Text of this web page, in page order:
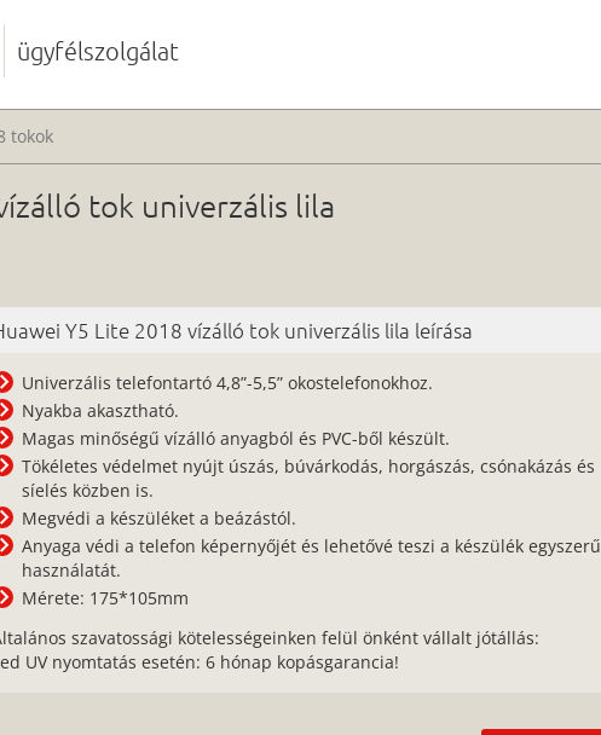
ügyfélszolgálat
tokok
tok univerzális lila
Y5 Lite 2018 vízálló tok univerzális lila leírása
Univerzális telefontartó 4,8”-5,5” okostelefonokhoz.
Nyakba akasztható.
Magas minőségű vízálló anyagból és PVC-ből készült.
Tökéletes védelmet nyújt úszás, búvárkodás, horgászás, csónakázás és
síelés közben is.
Megvédi a készüléket a beázástól.
Anyaga védi a telefon képernyőjét és lehetővé teszi a készülék egyszerű
használatát.
Mérete: 175*105mm
szavatossági kötelességeinken felül önként vállalt jótállás:
UV nyomtatás esetén: 6 hónap kopásgarancia!